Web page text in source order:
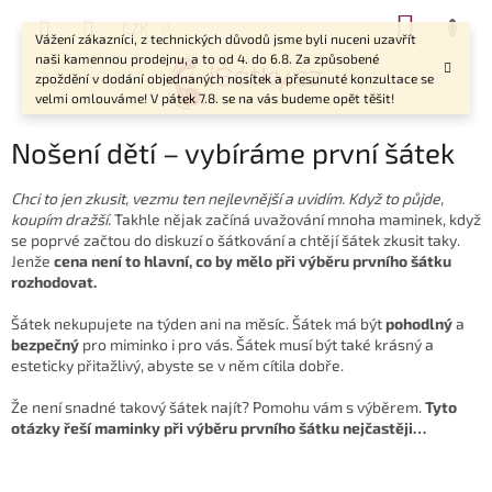
Vážení zákazníci, z technických důvodů jsme byli nuceni uzavřít
naši kamennou prodejnu, a to od 4. do 6.8. Za způsobené
zpoždění v dodání objednaných nosítek a přesunuté konzultace se
velmi omlouváme! V pátek 7.8. se na vás budeme opět těšit!
CZK
Nošení dětí – vybíráme první šátek
Chci to jen zkusit, vezmu ten nejlevnější a uvidím. Když to půjde,
koupím dražší.Takhle nějak začíná uvažování mnoha maminek, když
se poprvé začtou do diskuzí o šátkování a chtějí šátek zkusit taky.
Jenže cena není to hlavní, co by mělo při výběru prvního šátku
rozhodovat.
Šátek nekupujete na týden ani na měsíc. Šátek má býtpohodlnýa
bezpečný pro miminko i pro vás. Šátek musí být také krásný a
esteticky přitažlivý, abyste se v něm cítila dobře.
Že není snadné takový šátek najít? Pomohu vám s výběrem. Tyto
otázky řeší maminky při výběruprvního šátku nejčastěji…